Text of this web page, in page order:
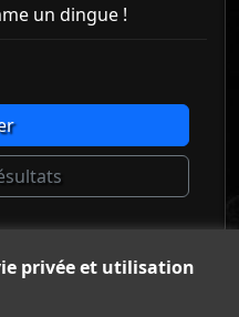
un dingue !
privée et utilisation
2008 - 2026